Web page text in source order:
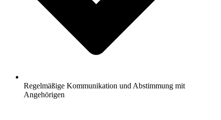
Regelmäßige Kommunikation und Abstimmung mit
Angehörigen